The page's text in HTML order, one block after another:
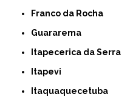
Franco da Rocha
Guararema
Itapecerica da Serra
Itapevi
Itaquaquecetuba